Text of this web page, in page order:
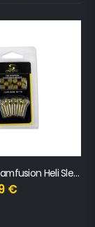
Šator Carp Spirit Razorback Brolly